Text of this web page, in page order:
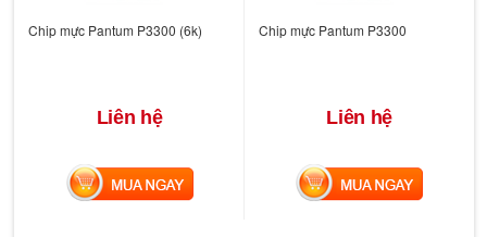
Chip mực Pantum P3300 (6k)
Liên hệ
MUA NGAY
Chip mực Pantum P3300
Liên hệ
MUA NGAY